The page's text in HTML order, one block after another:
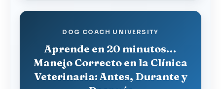
DOG COACH UNIVERSITY
Aprende en 20 minutos…
Manejo Correcto en la Clínica
Veterinaria: Antes, Durante y